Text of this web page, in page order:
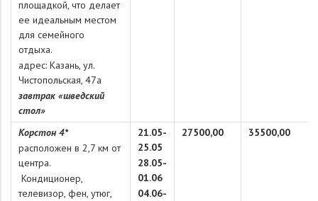
площадкой, что делает
ее идеальным местом
для семейного
отдыха.
адрес: Казань, ул.
Чистопольская, 47а
завтрак «шведский
стол»
Корстон 4*
расположен в 2,7 км от
центра.
Кондиционер,
телевизор, фен, утюг,
21.05-
25.05
28.05-
01.06
04.06-
27500,00 35500,00